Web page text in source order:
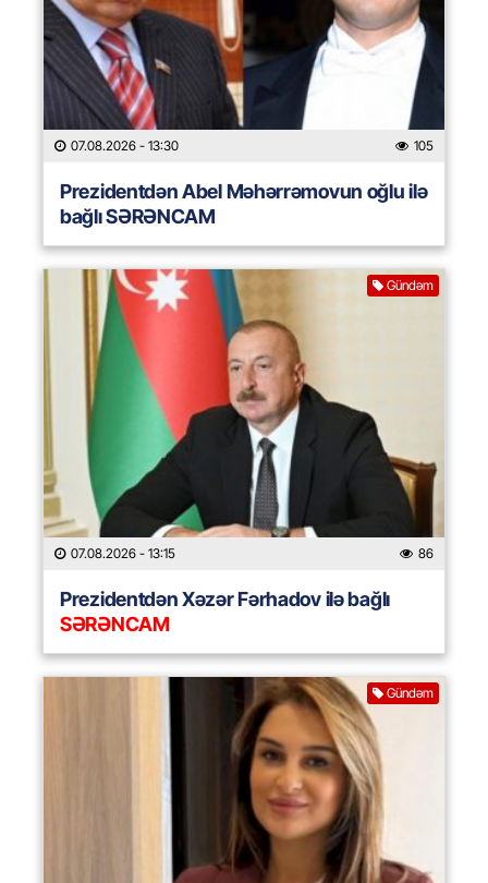
07.08.2026 - 13:30 105
Prezidentdən Abel Məhərrəmovun oğlu ilə
bağlı SƏRƏNCAM
Gündəm
07.08.2026 - 13:15 86
Prezidentdən Xəzər Fərhadov ilə bağlı
SƏRƏNCAM
Gündəm